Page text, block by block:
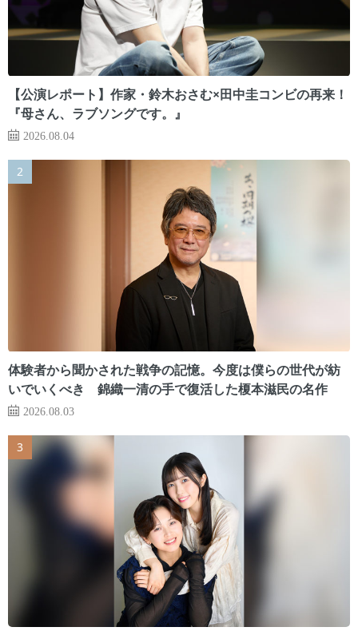
【公演レポート】作家・鈴木おさむ×田中圭コンビの再来！
『母さん、ラブソングです。』
2026.08.04
体験者から聞かされた戦争の記憶。今度は僕らの世代が紡
いでいくべき 錦織一清の手で復活した榎本滋民の名作
2026.08.03